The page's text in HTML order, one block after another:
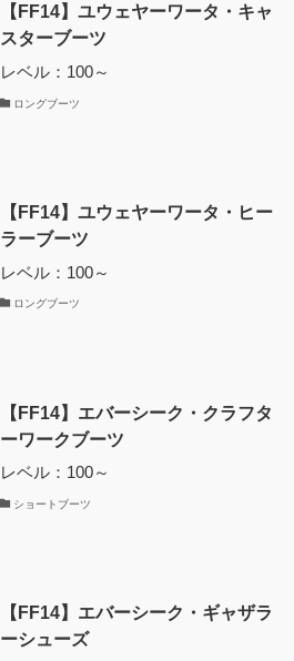
【FF14】ユウェヤーワータ・キャ
スターブーツ
レベル：100～
ロングブーツ
【FF14】ユウェヤーワータ・ヒー
ラーブーツ
レベル：100～
ロングブーツ
【FF14】エバーシーク・クラフタ
ーワークブーツ
レベル：100～
ショートブーツ
【FF14】エバーシーク・ギャザラ
ーシューズ